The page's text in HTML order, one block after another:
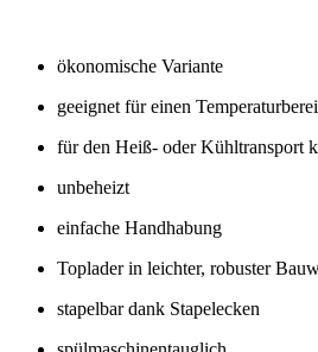
ökonomische Variante
geeignet für einen
für den Heiß- oder Kühltransport
unbeheizt
einfache Handhabung
Toplader in leichter, robuster
stapelbar dank Stapelecken